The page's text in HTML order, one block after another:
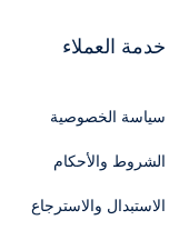
خدمة العملاء
سياسة الخصوصية
الشروط والأحكام
الاستبدال والاسترجاع